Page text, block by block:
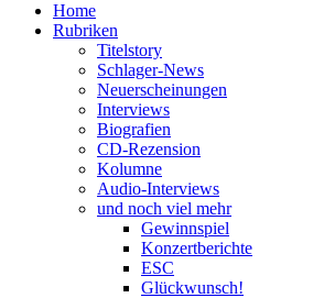
Home
Rubriken
Titelstory
Schlager-News
Neuerscheinungen
Interviews
Biografien
CD-Rezension
Kolumne
Audio-Interviews
und noch viel mehr
Gewinnspiel
Konzertberichte
ESC
Glückwunsch!